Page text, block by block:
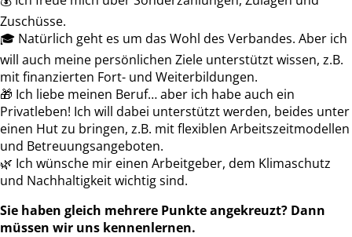
Zuschüsse.
🎓 Natürlich geht es um das Wohl des Verbandes. Aber ich
will auch meine persönlichen Ziele unterstützt wissen, z.B.
mit finanzierten Fort- und Weiterbildungen.
🎁 Ich liebe meinen Beruf… aber ich habe auch ein
Privatleben! Ich will dabei unterstützt werden, beides unter
einen Hut zu bringen, z.B. mit flexiblen Arbeitszeitmodellen
und Betreuungsangeboten.
🌿 Ich wünsche mir einen Arbeitgeber, dem Klimaschutz
und Nachhaltigkeit wichtig sind.
Sie haben gleich mehrere Punkte angekreuzt? Dann
müssen wir uns kennenlernen.